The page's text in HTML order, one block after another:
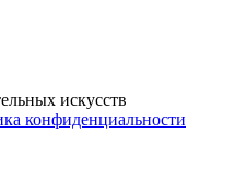
искусств
конфиденциальности